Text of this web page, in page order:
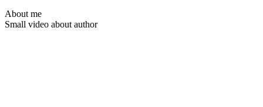
About me
Small video about author